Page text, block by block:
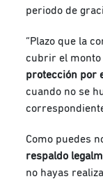
periodo de
“Plazo que la
cubrir el
protección por
cuando no se
Como puedes
respaldo
no hayas